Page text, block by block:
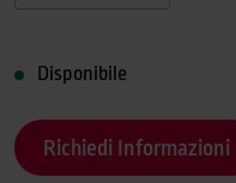
facile. Con la serie BD, puoi
voglia realizzare creazioni per
azienda.CREARE QUALCOSA
direttamente su un'ampia
Disponibile
Richiedi Informazioni